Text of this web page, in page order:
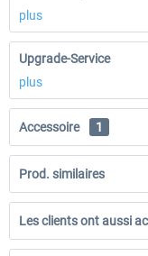
plus
Upgrade-Service
plus
Accessoire 1
Prod. similaires
Les clients ont aussi